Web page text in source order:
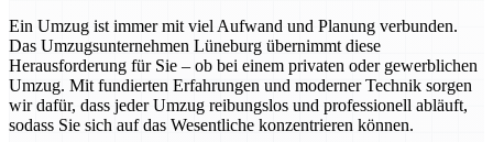
Ein Umzug ist immer mit viel Aufwand und Planung verbunden.
Das Umzugsunternehmen Lüneburg übernimmt diese
Herausforderung für Sie – ob bei einem privaten oder gewerblichen
Umzug. Mit fundierten Erfahrungen und moderner Technik sorgen
wir dafür, dass jeder Umzug reibungslos und professionell abläuft,
sodass Sie sich auf das Wesentliche konzentrieren können.